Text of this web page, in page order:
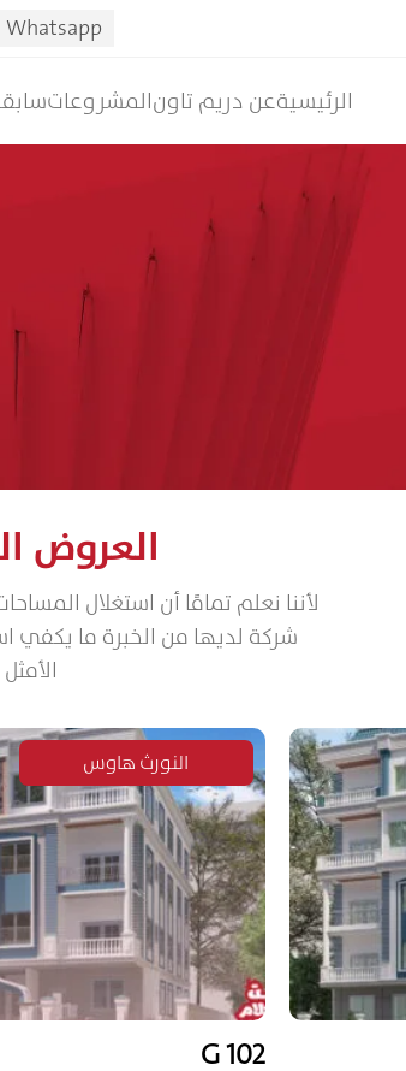
Whatsapp
الرئيسيةعن دريم تاونالمشروعات
العروض
لأننا نعلم تمامًا أن استغلال
شركة لديها من الخبرة ما يكفي
الأمثل
النورث هاوس
102 G